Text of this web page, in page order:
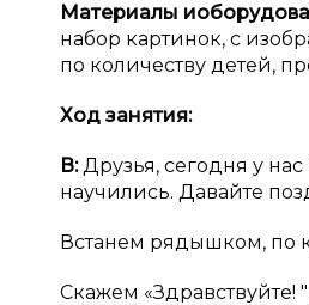
Материалы и
набор картинок, с
по количеству детей,
Ход занятия:
В:Друзья, сегодня у
научились. Давайте
Встанем рядышком, по
Скажем «Здравствуйте!